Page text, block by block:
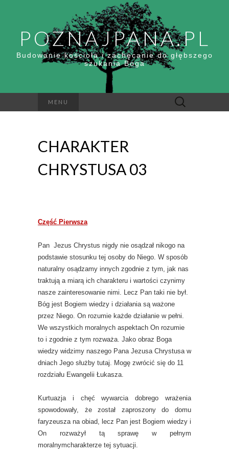
POZNAJPANA.PL
Budowanie kościoła i zachęcanie do głębszego
szukania Boga
MENU Szukaj:
CHARAKTER
CHRYSTUSA 03
Część Pierwsza
Pan Jezus Chrystus nigdy nie osądzał nikogo na
podstawie stosunku tej osoby do Niego. W sposób
naturalny osądzamy innych zgodnie z tym, jak nas
traktują a miarą ich charakteru i wartości czynimy
nasze zainteresowanie nimi. Lecz Pan taki nie był.
Bóg jest Bogiem wiedzy i działania są ważone
przez Niego. On rozumie każde działanie w pełni.
We wszystkich moralnych aspektach On rozumie
to i zgodnie z tym rozważa. Jako obraz Boga
wiedzy widzimy naszego Pana Jezusa Chrystusa w
dniach Jego służby tutaj. Mogę zwrócić się do 11
rozdziału Ewangelii Łukasza.
Kurtuazja i chęć wywarcia dobrego wrażenia
spowodowały, że został zaproszony do domu
faryzeusza na obiad, lecz Pan jest Bogiem wiedzy i
On rozważył tą sprawę w pełnym
moralnymcharakterze tej sytuacji.